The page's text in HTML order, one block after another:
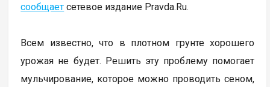
сообщает сетевое издание Pravda.Ru.
Всем известно, что в плотном грунте хорошего
урожая не будет. Решить эту проблему помогает
мульчирование, которое можно проводить сеном,